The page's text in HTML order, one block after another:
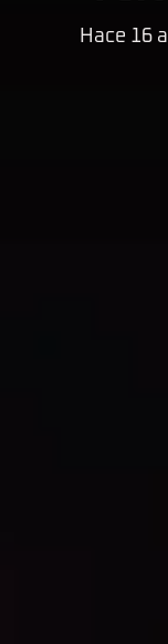
Hace 16